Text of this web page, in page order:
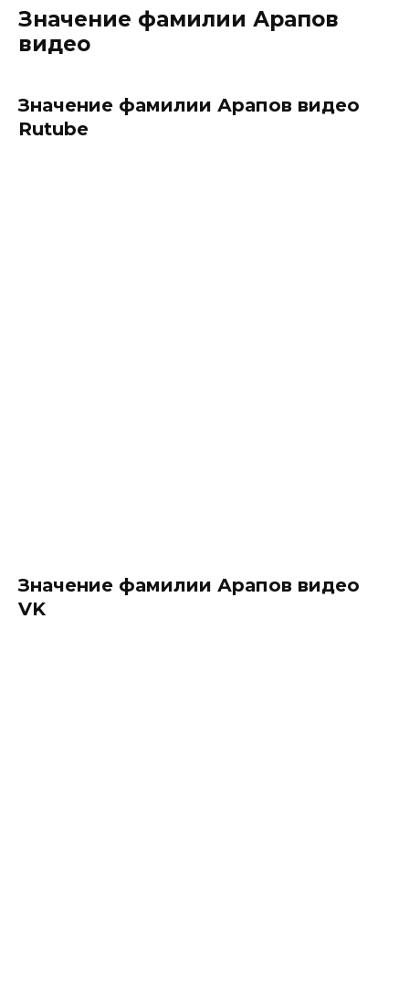
Значение фамилии Арапов
видео
Значение фамилии Арапов видео
Rutube
Значение фамилии Арапов видео
VK